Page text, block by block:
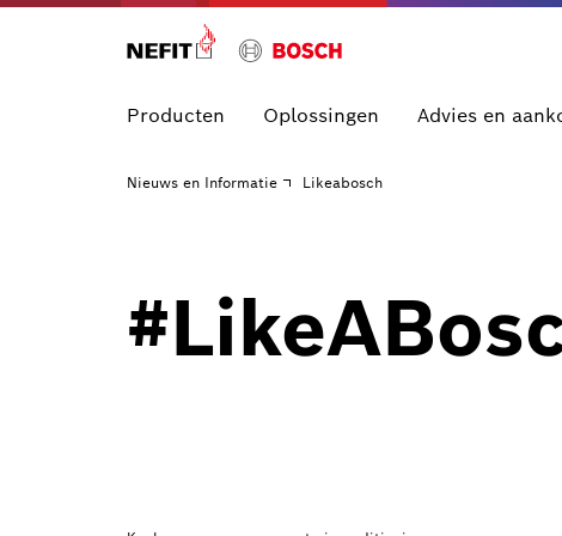
Producten Oplossingen Advies en
Nieuws en Informatie Likeabosch